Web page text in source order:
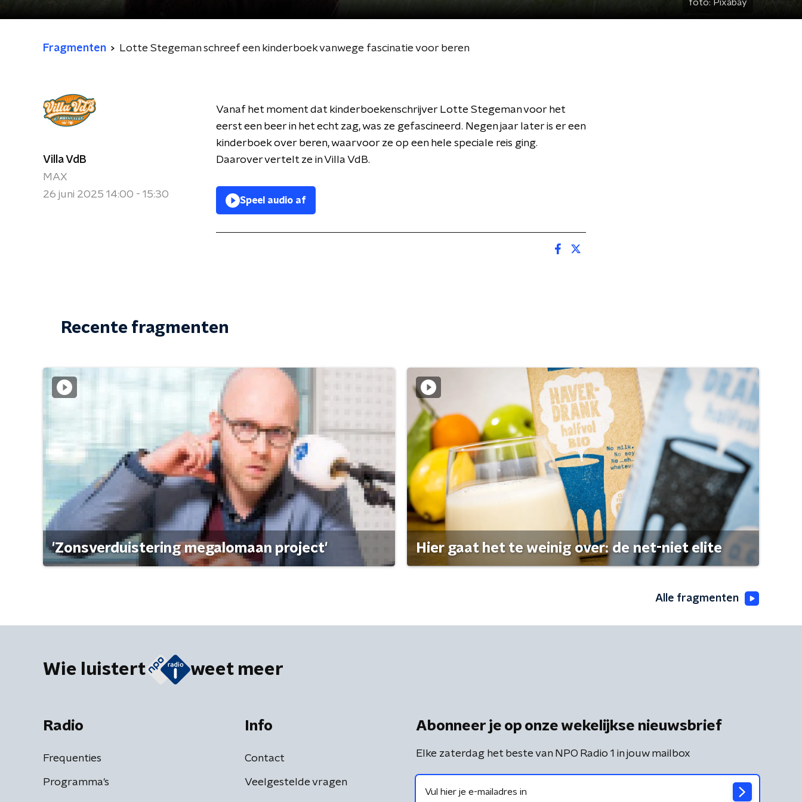
foto: Pixabay
Fragmenten Lotte Stegeman schreef een kinderboek vanwege fascinatie voor beren
Villa VdB
MAX
26 juni 2025 14:00 - 15:30
Vanaf het moment dat kinderboekenschrijver Lotte Stegeman voor het
eerst een beer in het echt zag, was ze gefascineerd. Negen jaar later is er een
kinderboek over beren, waarvoor ze op een hele speciale reis ging.
Daarover vertelt ze in Villa VdB.
Speel audio af
Recente fragmenten
'Zonsverduistering megalomaan project' Hier gaat het te weinig over: de net-niet elite
Alle fragmenten
Wie luistert weet meer
Radio
Frequenties
Programma's
Info
Contact
Veelgestelde vragen
Abonneer je op onze wekelijkse nieuwsbrief
Elke zaterdag het beste van NPO Radio 1 in jouw mailbox